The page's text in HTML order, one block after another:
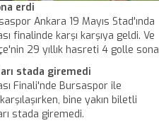
erdi
Ankara 19 Mayıs Stad'ında
finalinde karşı karşıya geldi. Ve
29 yıllık hasreti 4 golle sona
stada giremedi
Finali'nde Bursaspor ile
bine yakın biletli
stada giremedi.